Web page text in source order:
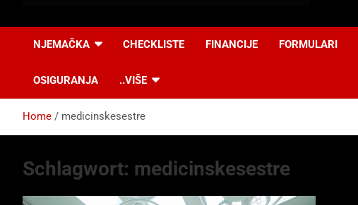
Idemo u Svijet-
NJEMAČKA CHECKLISTE FINANCIJE FORMULARI
OSIGURANJA ..VIŠE
Home medicinskesestre
Schlagwort: medicinskesestre